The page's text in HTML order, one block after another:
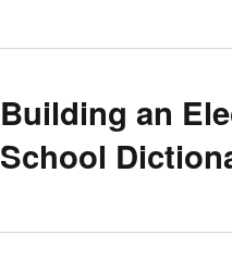
Building an
School